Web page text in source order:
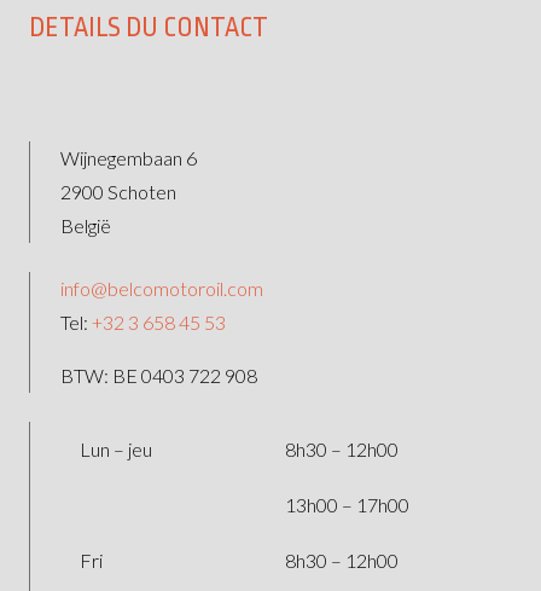
DETAILS DU CONTACT
Wijnegembaan 6
2900 Schoten
België
info@belcomotoroil.com
Tel: +32 3 658 45 53
BTW: BE 0403 722 908
Lun – jeu 8h30 – 12h00
13h00 – 17h00
Fri 8h30 – 12h00